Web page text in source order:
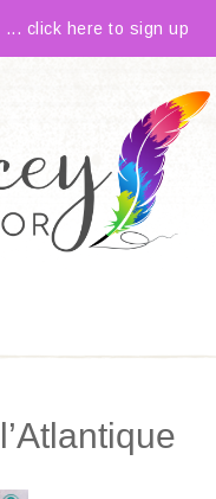
click here to sign up